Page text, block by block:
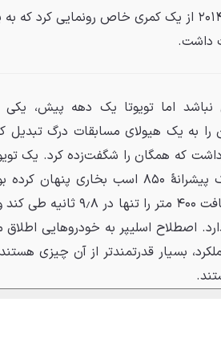
داشت.
نباشد اما تویوتا یک دهه پیش، یکی
که همگان را شگفت‌زده کرد. یک
پوستهٔ خود، یک پیشرانهٔ ۸۵۰ اسب
می‌توانست مسافت ۴۰۰
اصطلاح اسلیپر به خودروهایی
بسیار قدرتمندتر از آن چیزی